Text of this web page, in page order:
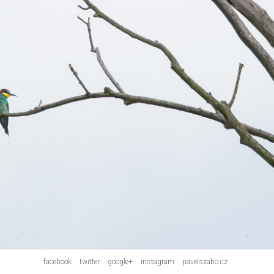
facebook twitter google+ instagram pavelszabo.cz